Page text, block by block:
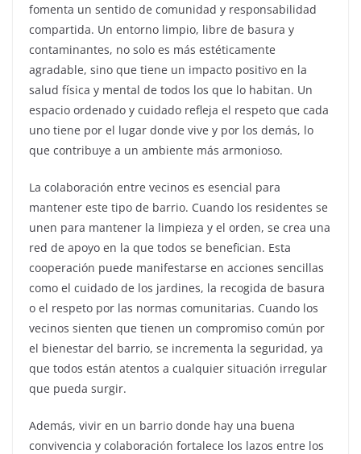
fomenta un sentido de comunidad y responsabilidad
compartida. Un entorno limpio, libre de basura y
contaminantes, no solo es más estéticamente
agradable, sino que tiene un impacto positivo en la
salud física y mental de todos los que lo habitan. Un
espacio ordenado y cuidado refleja el respeto que cada
uno tiene por el lugar donde vive y por los demás, lo
que contribuye a un ambiente más armonioso.
La colaboración entre vecinos es esencial para
mantener este tipo de barrio. Cuando los residentes se
unen para mantener la limpieza y el orden, se crea una
red de apoyo en la que todos se benefician. Esta
cooperación puede manifestarse en acciones sencillas
como el cuidado de los jardines, la recogida de basura
o el respeto por las normas comunitarias. Cuando los
vecinos sienten que tienen un compromiso común por
el bienestar del barrio, se incrementa la seguridad, ya
que todos están atentos a cualquier situación irregular
que pueda surgir.
Además, vivir en un barrio donde hay una buena
convivencia y colaboración fortalece los lazos entre los